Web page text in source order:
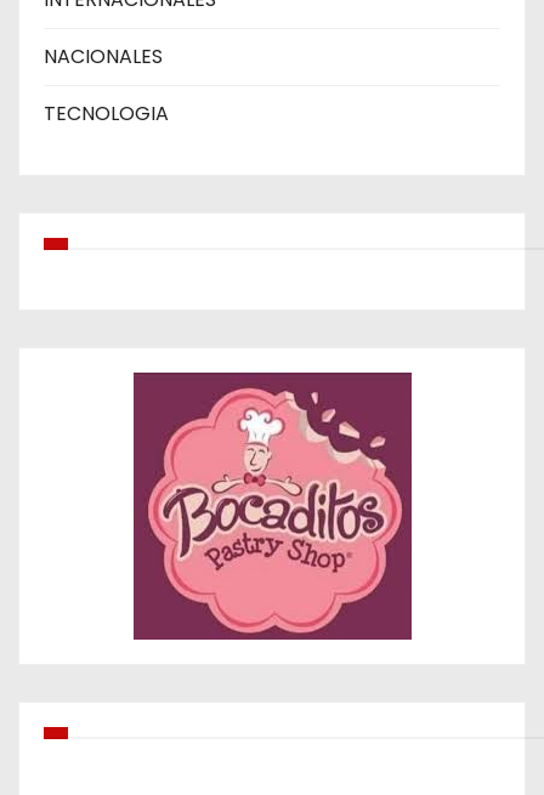
NACIONALES
TECNOLOGIA